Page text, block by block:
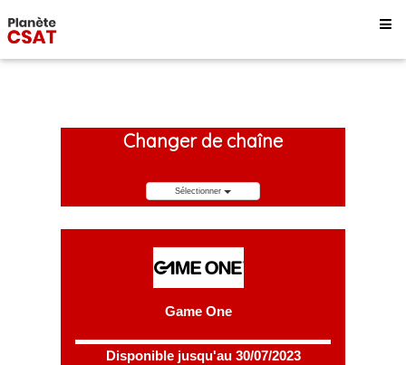
Changer de chaîne
Sélectionner
Game One
Disponible jusqu'au 30/07/2023